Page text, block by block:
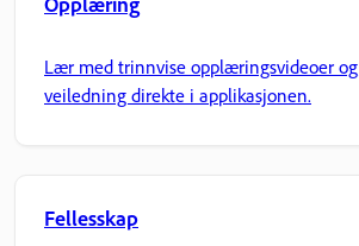
Lær med trinnvise opplæringsvideoer
veiledning direkte i applikasjonen.
Fellesskap